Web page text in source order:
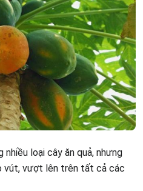
loại cây ăn quả, nhưng
vút, vượt lên trên tất cả các